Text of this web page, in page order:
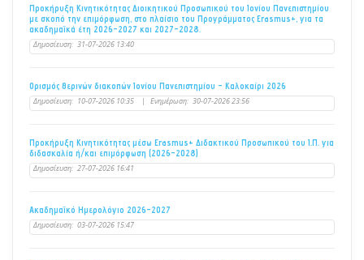
Προκήρυξη Κινητικότητας Διοικητικού Προσωπικού του Ιονίου Πανεπιστημίου
με σκοπό την επιμόρφωση, στο πλαίσιο του Προγράμματος Erasmus+, για τα
ακαδημαϊκά έτη 2026–2027 και 2027–2028.
Δημοσίευση: 31-07-2026 13:40
Ορισμός θερινών διακοπών Ιονίου Πανεπιστημίου - Καλοκαίρι 2026
Δημοσίευση: 10-07-2026 10:35 | Ενημέρωση: 30-07-2026 23:56
Προκήρυξη Κινητικότητας μέσω Erasmus+ Διδακτικού Προσωπικού του Ι.Π. για
διδασκαλία ή/και επιμόρφωση (2026-2028)
Δημοσίευση: 27-07-2026 16:41
Ακαδημαϊκό Ημερολόγιο 2026-2027
Δημοσίευση: 03-07-2026 15:47